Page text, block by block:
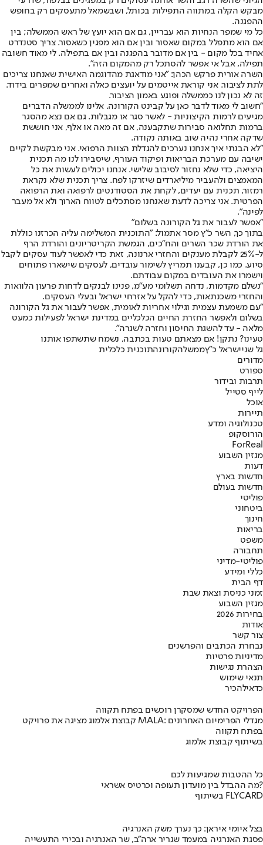
מבקש הקלה במתווה התפילות בכותל, ושבשמאל מתעסקים רק בחופש
ההפגנה.
כל מי שמפר הנחיות הוא עבריין, גם אם הוא יועץ של ראש הממשלה; בין
אם הוא מתפלל במקום שאסור ובין אם הוא מפגין כשאסור. צריך סטנדרט
אחיד בכל מקום - בין אם מדובר בהפגנה ובין אם בתפילה. לי מאוד חשובה
תפילה, אבל אי אפשר להסתכל רק מהמקום הזה".
השרה אורית פרקש הכהן: "אני מודאגת מהדוגמה האישית שאנחנו צריכים
לתת לציבור. אני קוראת אייטמים על יועצים כאלה ואחרים שמפרים בידוד.
זה לא נכון לנו כממשלה ופוגע באמון הציבור.
"חשוב לי מאוד לדבר כאן על קבינט הקורונה. אלינו לממשלה הדברים
מגיעים לרמות הקיצוניות - לאשר סגר או מגבלות. גם אם נצא מהסגר
ברמות תחלואה סבירות שתקבענה, אם זה מאה או אלף, אני חוששת
שדקה אחרי נהיה שוב באותה נקודה.
"לא הבנתי איך אנחנו נערכים להגדלת הצוות הרפואי. אני מבקשת לקיים
ישיבה עם מערכת הבריאות ופיקוד העורף, שיסבירו לנו מה תכנית
היציאה, כדי שלא נחזור לסיבוב שלישי. אנחנו יכולים לעשות את כל
המאמצים ולהעביר מיליארדים שיזרקו לפח. צריך תכנית שלא נקראת
רמזור, תכנית עם יעדים, לקחת את הסטודנטים לרפואה ואת הרפואה
הפרטית. אני צריכה לדעת שאנחנו מסתכלים לטווח הארוך ולא אל מעבר
לפינה".
"אפשר לעבור את גל הקורונה בשלום"
בתוך כך, השר כ"ץ מסר אתמול: "התוכנית המשלימה עליה הכרזנו כוללת
את הורדת שכר השרים והח"כים, הגמשת הקריטריונים והורדת הרף
ל-25% לקבלת מענקים והחזרי ארנונה, זאת כדי לאפשר לעוד עסקים לקבל
סיוע. כמו כן, קבענו תמריץ לשימור עובדים, לעסקים שישארו פתוחים
וישמרו את העובדים במקום עבודתם.
"נשלם מקדמות, נדחה תשלומי מע"מ, פנינו לבנקים לדחות פרעון הלוואות
והחזרי משכנתאות, כדי להקל על אזרחי ישראל ובעלי העסקים.
"עם משמעת עצמית וגילוי אחריות לאומית, אפשר לעבור את גל הקורונה
בשלום ולאפשר החזרת החיים הכלכליים במדינת ישראל לפעילות כמעט
מלאה - עד להשגת החיסון וחזרה לשגרה".
טעינו? נתקן! אם מצאתם טעות בכתבה, נשמח שתשתפו אותנו
גל שניישראל כ"ץממשלהקורונהתוכנית כלכלית
מדורים
ספורט
תרבות ובידור
לייף סטייל
אוכל
תיירות
טכנולוגיה ומדע
הורוסקופ
ForReal
מגזין השבוע
דעות
חדשות בארץ
חדשות בעולם
פוליטי
ביטחוני
חינוך
בריאות
משפט
תחבורה
פוליטי-מדיני
כללי ומידע
דף הבית
זמני כניסת וצאת שבת
מגזין השבוע
בחירות 2026
אודות
צור קשר
נבחרת הכתבים והפרשנים
מדיניות פרטיות
הצהרת נגישות
תנאי שימוש
כדאילהכיר
הפרויקט החדש שמסקרן רוכשים בפתח תקווה
קבוצת אלמוג מציגה את פרויקט MALA: מגדלי הפרימיום האחרונים
בפתח תקווה
בשיתוף קבוצת אלמוג
כל ההטבות שמגיעות לכם
מה ההבדל בין מועדון תעופה וכרטיס אשראי?
בשיתוף FLYCARD
בצל איומי איראן: כך נערך משק האנרגיה
פסגת האנרגיה במעמד שגריר ארה"ב, שר האנרגיה ובכירי התעשייה